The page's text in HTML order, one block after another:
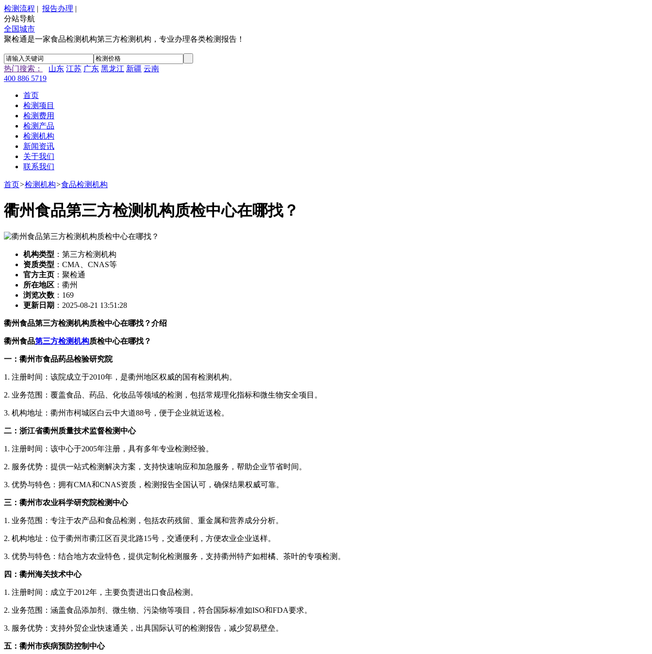
检测流程 | 报告办理 |
分站导航
全国城市
聚检通是一家食品检测机构第三方检测机构，专业办理各类检测报告！
热门搜索： 山东 江苏 广东 黑龙江 新疆 云南
400 886 5719
首页
检测项目
检测费用
检测产品
检测机构
新闻资讯
关于我们
联系我们
首页>检测机构>食品检测机构
衢州食品第三方检测机构质检中心在哪找？
机构类型 ：第三方检测机构
资质类型 ：CMA、CNAS等
官方主页 ：聚检通
所在地区 ：衢州
浏览次数 ： 169
更新日期 ：2025-08-21 13:51:28
衢州食品第三方检测机构质检中心在哪找？介绍
衢州食品第三方检测机构质检中心在哪找？
一：衢州市食品药品检验研究院
1. 注册时间：该院成立于2010年，是衢州地区权威的国有检测机构。
2. 业务范围：覆盖食品、药品、化妆品等领域的检测，包括常规理化指标和微生物安全项目。
3. 机构地址：衢州市柯城区白云中大道88号，便于企业就近送检。
二：浙江省衢州质量技术监督检测中心
1. 注册时间：该中心于2005年注册，具有多年专业检测经验。
2. 服务优势：提供一站式检测解决方案，支持快速响应和加急服务，帮助企业节省时间。
3. 优势与特色：拥有CMA和CNAS资质，检测报告全国认可，确保结果权威可靠。
三：衢州市农业科学研究院检测中心
1. 业务范围：专注于农产品和食品检测，包括农药残留、重金属和营养成分分析。
2. 机构地址：位于衢州市衢江区百灵北路15号，交通便利，方便农业企业送样。
3. 优势与特色：结合地方农业特色，提供定制化检测服务，支持衢州特产如柑橘、茶叶的专项检测。
四：衢州海关技术中心
1. 注册时间：成立于2012年，主要负责进出口食品检测。
2. 业务范围：涵盖食品添加剂、微生物、污染物等项目，符合国际标准如ISO和FDA要求。
3. 服务优势：支持外贸企业快速通关，出具国际认可的检测报告，减少贸易壁垒。
五：衢州市疾病预防控制中心